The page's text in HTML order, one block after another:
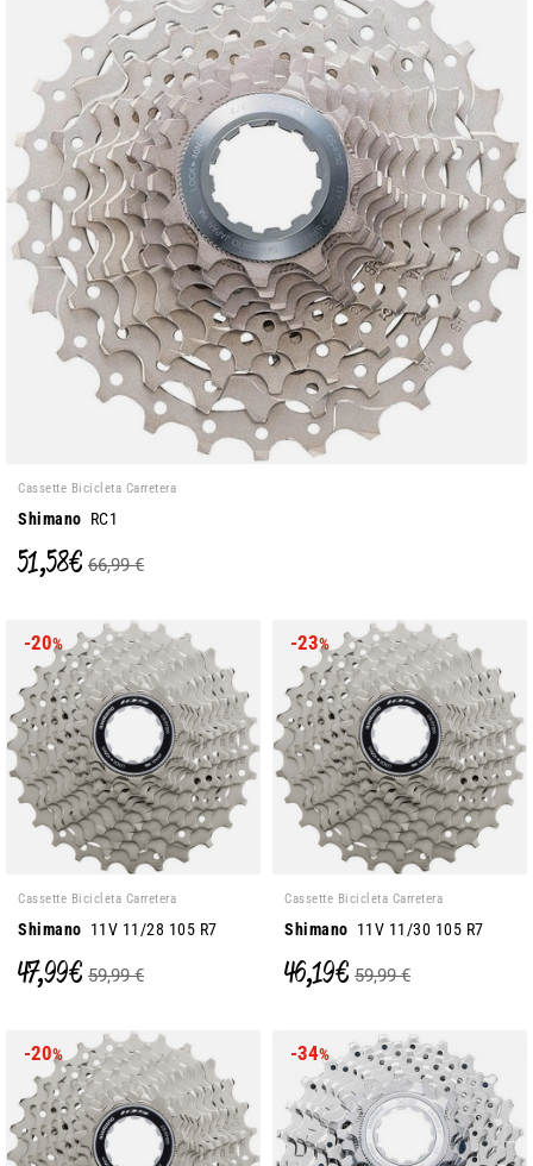
Cassette Bicicleta Carretera
Shimano RC1
51,58 € 66,99 €
-20%
Cassette Bicicleta Carretera
Shimano 11V 11/28 105 R7
47,99 € 59,99 €
-23%
Cassette Bicicleta Carretera
Shimano 11V 11/30 105 R7
46,19 € 59,99 €
-20% -34%